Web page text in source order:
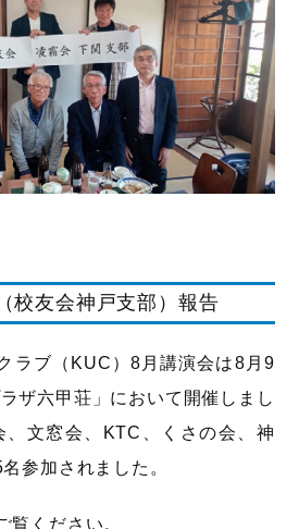
校友会神戸支部）報告
ラブ（KUC）8月講演会は8月9
ザ六甲荘」において開催しまし
、文窓会、KTC、くさの会、神
参加されました。
覧ください。